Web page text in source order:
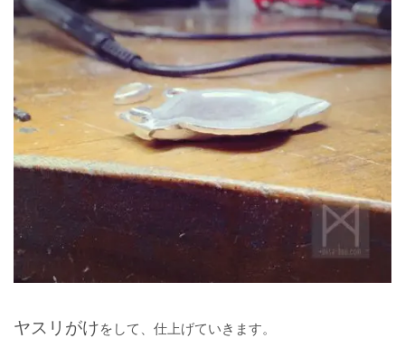
ヤスリがけをして、仕上げていきます。